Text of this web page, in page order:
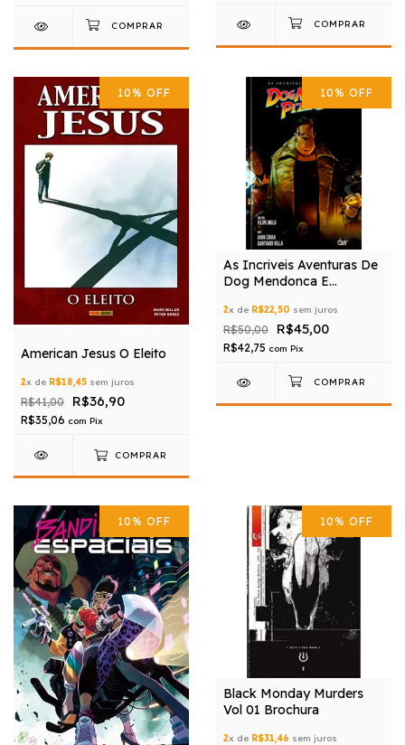
10% OFF
American Jesus O Eleito
2x de R$18,45 sem juros
R$41,00 R$36,90
R$35,06 com Pix
COMPRAR
10% OFF
As Incriveis Aventuras De
Dog Mendonca E
2x de R$22,50 sem juros
R$50,00 R$45,00
R$42,75 com Pix
10% OFF 10% OFF
Black Monday Murders
Vol 01 Brochura
2x de R$31,46 sem juros